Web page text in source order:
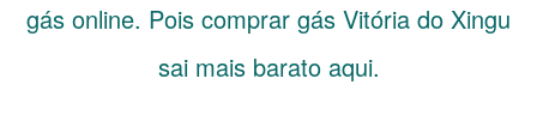
gás online. Pois comprar gás Vitória do Xingu
sai mais barato aqui.